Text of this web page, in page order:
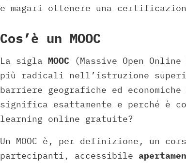
e magari ottenere una
Cos’è un MOOC
La sigla MOOC (Massive Open
più radicali nell’istruzione
barriere geografiche ed
significa esattamente e perché è
learning online gratuite?
Un MOOC è, per definizione, un
partecipanti, accessibile